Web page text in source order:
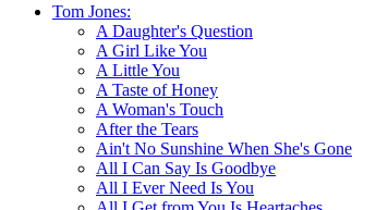
Tom Jones:
A Daughter's Question
A Girl Like You
A Little You
A Taste of Honey
A Woman's Touch
After the Tears
Ain't No Sunshine When She's Gone
All I Can Say Is Goodbye
All I Ever Need Is You